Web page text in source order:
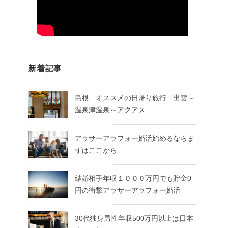
新着記事
島根 オススメの日帰り旅行 出雲～
温泉津温泉～アクアス
アラサーアラフォー婚活始めるならま
ずはここから
結婚相手年収１０００万円でも貯金0
円の衝撃アラサーアラフォー婚活
30代独身男性年収500万円以上は日本